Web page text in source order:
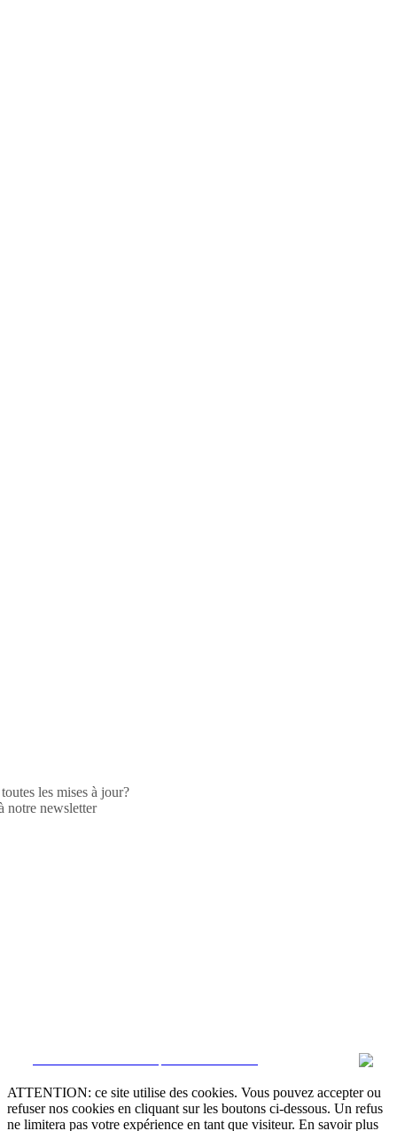
les mises à jour?
notre newsletter
ATTENTION: ce site utilise des cookies. Vous pouvez accepter ou
refuser nos cookies en cliquant sur les boutons ci-dessous. Un refus
ne limitera pas votre expérience en tant que visiteur. En savoir plus